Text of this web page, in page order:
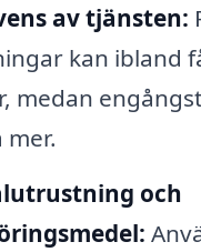
av tjänsten:
kan ibland
medan
mer.
och